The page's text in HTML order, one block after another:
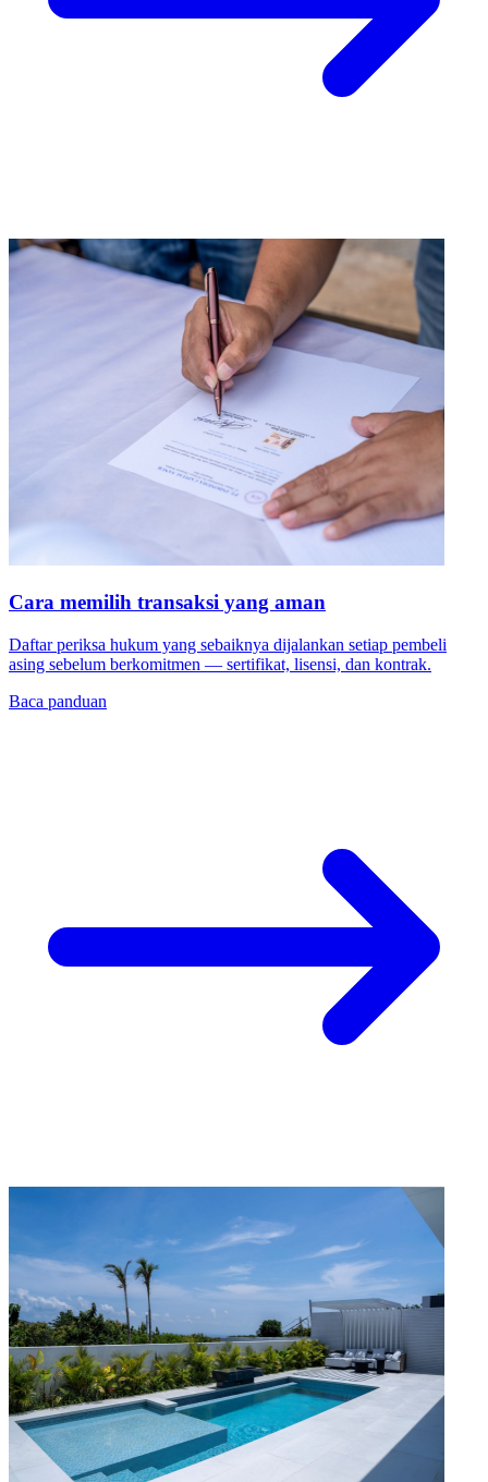
Cara memilih transaksi yang aman
Daftar periksa hukum yang sebaiknya dijalankan setiap pembeli
asing sebelum berkomitmen — sertifikat, lisensi, dan kontrak.
Baca panduan